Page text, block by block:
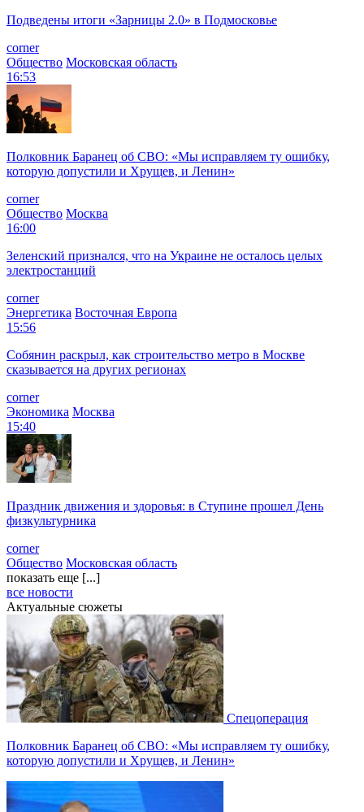
Подведены итоги «Зарницы 2.0» в Подмосковье
corner
Общество Московская область
16:53
Полковник Баранец об СВО: «Мы исправляем ту ошибку,
которую допустили и Хрущев, и Ленин»
corner
Общество Москва
16:00
Зеленский признался, что на Украине не осталось целых
электростанций
corner
Энергетика Восточная Европа
15:56
Собянин раскрыл, как строительство метро в Москве
сказывается на других регионах
corner
Экономика Москва
15:40
Праздник движения и здоровья: в Ступине прошел День
физкультурника
corner
Общество Московская область
показать еще [...]
все новости
Актуальные сюжеты
Спецоперация
Полковник Баранец об СВО: «Мы исправляем ту ошибку,
которую допустили и Хрущев, и Ленин»